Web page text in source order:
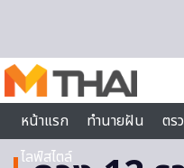
หน้าแรก
ทำนายฝัน ตร
ไลฟ์สไตล์